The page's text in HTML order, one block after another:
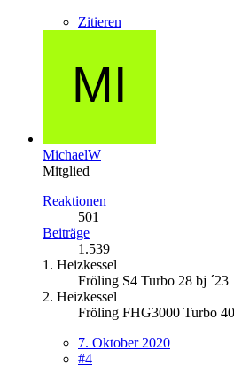
Zitieren
MichaelW
Mitglied
Reaktionen
501
Beiträge
1.539
1. Heizkessel
Fröling S4 Turbo 28 bj ´23
2. Heizkessel
Fröling FHG3000 Turbo
7. Oktober 2020
#4